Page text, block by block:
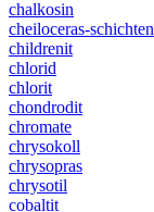
chalkosin
cheiloceras-schichten
childrenit
chlorid
chlorit
chondrodit
chromate
chrysokoll
chrysopras
chrysotil
cobaltit